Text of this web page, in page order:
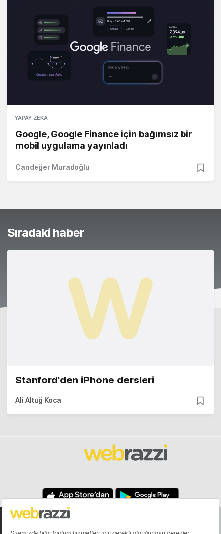
YAPAY ZEKA
Google, Google Finance için bağımsız bir
mobil uygulama yayınladı
Candeğer Muradoğlu
Sıradaki haber
Stanford'den iPhone dersleri
Ali Altuğ Koca